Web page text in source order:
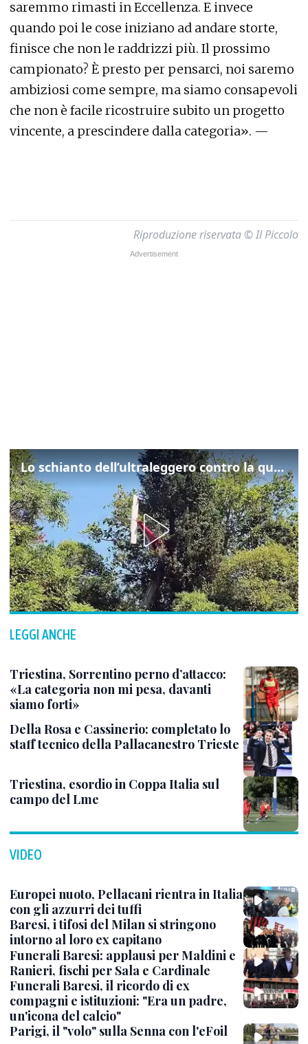
saremmo rimasti in Eccellenza. E invece
quando poi le cose iniziano ad andare storte,
finisce che non le raddrizzi più. Il prossimo
campionato? È presto per pensarci, noi saremo
ambiziosi come sempre, ma siamo consapevoli
che non è facile ricostruire subito un progetto
vincente, a prescindere dalla categoria». —
Riproduzione riservata © Il Piccolo
Lo schianto dell’ultraleggero contro la quercia: cosa è successo a Rivarotta
LEGGI ANCHE
Triestina, Sorrentino perno d’attacco:
«La categoria non mi pesa, davanti
siamo forti»
Della Rosa e Cassinerio: completato lo
staff tecnico della Pallacanestro Trieste
Triestina, esordio in Coppa Italia sul
campo del Lme
VIDEO
Europei nuoto, Pellacani rientra in Italia
con gli azzurri dei tuffi
Baresi, i tifosi del Milan si stringono
intorno al loro ex capitano
Funerali Baresi: applausi per Maldini e
Ranieri, fischi per Sala e Cardinale
Funerali Baresi, il ricordo di ex
compagni e istituzioni: "Era un padre,
un'icona del calcio"
Parigi, il "volo" sulla Senna con l'eFoil